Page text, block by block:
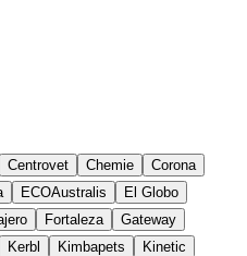
Centrovet Chemie
Corona
ECOAustralis
El Globo
Fortaleza
Gateway
Kerbl Kimbapets
Kinetic